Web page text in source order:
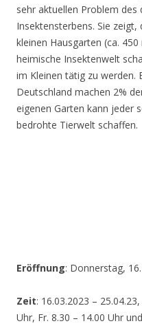
sehr aktuellen Problem
Insektensterbens. Sie
kleinen Hausgarten (ca.
heimische Insektenwelt
im Kleinen tätig zu werden.
Deutschland machen 2%
eigenen Garten kann jeder
bedrohte Tierwelt schaffen.
Eröffnung: Donnerstag,
Zeit: 16.03.2023 –
Uhr, Fr. 8.30 – 14.00 Uhr